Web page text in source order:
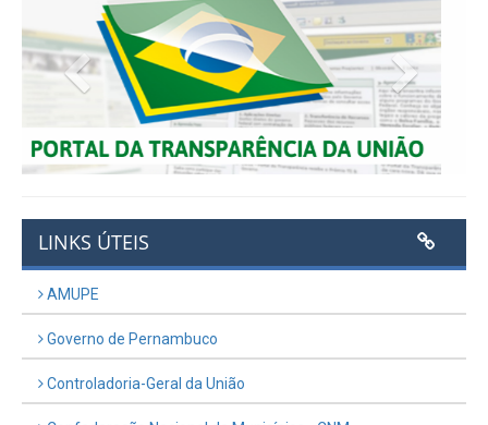
Previous Next
LINKS ÚTEIS
AMUPE
Governo de Pernambuco
Controladoria-Geral da União